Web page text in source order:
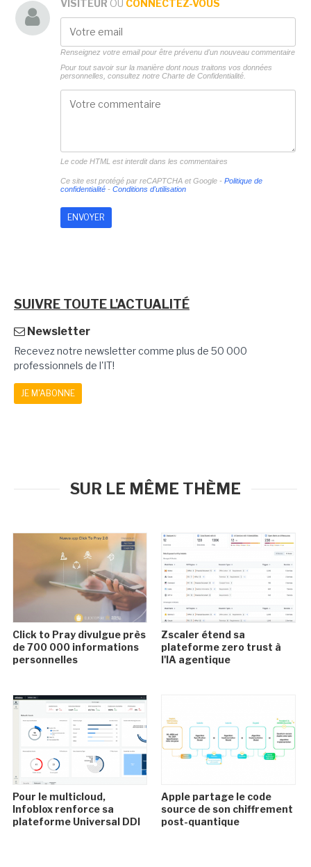
VISITEUR OU CONNECTEZ-VOUS
Renseignez votre email pour être prévenu d'un nouveau commentaire
Pour tout savoir sur la manière dont nous traitons vos données
personnelles, consultez notre Charte de Confidentialité.
Le code HTML est interdit dans les commentaires
Ce site est protégé par reCAPTCHA et Google - Politique de
confidentialité- Conditions d'utilisation
SUIVRE TOUTE L'ACTUALITÉ
Newsletter
Recevez notre newsletter comme plus de 50 000
professionnels de l'IT!
JE M'ABONNE
SUR LE MÊME THÈME
Click to Pray divulgue près
de 700 000 informations
personnelles
Zscaler étend sa
plateforme zero trust à
l'IA agentique
Pour le multicloud,
Infoblox renforce sa
plateforme Universal DDI
Apple partage le code
source de son chiffrement
post-quantique